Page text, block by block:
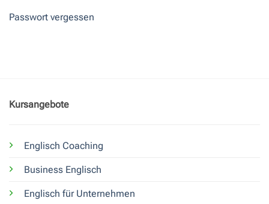
Passwort vergessen
Kursangebote
Englisch Coaching
Business Englisch
Englisch für Unternehmen